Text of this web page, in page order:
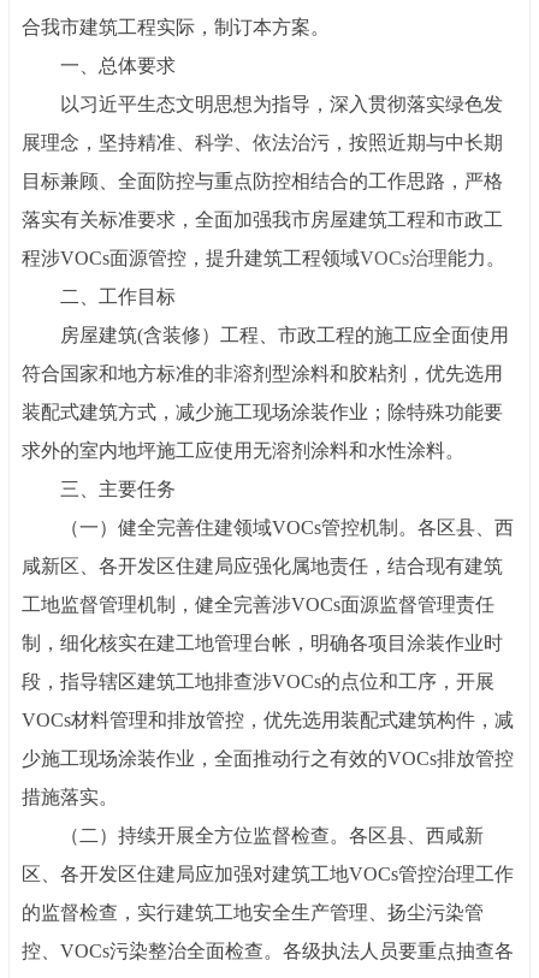
合我市建筑工程实际，制订本方案。
一、总体要求
以习近平生态文明思想为指导，深入贯彻落实绿色发
展理念，坚持精准、科学、依法治污，按照近期与中长期
目标兼顾、全面防控与重点防控相结合的工作思路，严格
落实有关标准要求，全面加强我市房屋建筑工程和市政工
程涉VOCs面源管控，提升建筑工程领域VOCs治理能力。
二、工作目标
房屋建筑(含装修）工程、市政工程的施工应全面使用
符合国家和地方标准的非溶剂型涂料和胶粘剂，优先选用
装配式建筑方式，减少施工现场涂装作业；除特殊功能要
求外的室内地坪施工应使用无溶剂涂料和水性涂料。
三、主要任务
（一）健全完善住建领域VOCs管控机制。各区县、西
咸新区、各开发区住建局应强化属地责任，结合现有建筑
工地监督管理机制，健全完善涉VOCs面源监督管理责任
制，细化核实在建工地管理台帐，明确各项目涂装作业时
段，指导辖区建筑工地排查涉VOCs的点位和工序，开展
VOCs材料管理和排放管控，优先选用装配式建筑构件，减
少施工现场涂装作业，全面推动行之有效的VOCs排放管控
措施落实。
（二）持续开展全方位监督检查。各区县、西咸新
区、各开发区住建局应加强对建筑工地VOCs管控治理工作
的监督检查，实行建筑工地安全生产管理、扬尘污染管
控、VOCs污染整治全面检查。各级执法人员要重点抽查各